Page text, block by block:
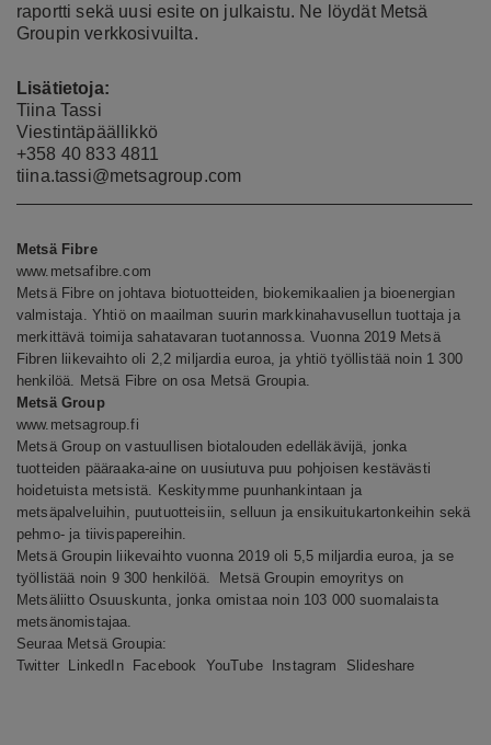
raportti sekä uusi esite on julkaistu. Ne löydät Metsä
Groupin verkkosivuilta.
Lisätietoja:
Tiina Tassi
Viestintäpäällikkö
+358 40 833 4811
tiina.tassi@metsagroup.com
Metsä Fibre
www.metsafibre.com
Metsä Fibre on johtava biotuotteiden, biokemikaalien ja bioenergian
valmistaja. Yhtiö on maailman suurin markkinahavusellun tuottaja ja
merkittävä toimija sahatavaran tuotannossa. Vuonna 2019 Metsä
Fibren liikevaihto oli 2,2 miljardia euroa, ja yhtiö työllistää noin 1 300
henkilöä. Metsä Fibre on osa Metsä Groupia.
Metsä Group
www.metsagroup.fi
Metsä Group on vastuullisen biotalouden edelläkävijä, jonka
tuotteiden pääraaka-aine on uusiutuva puu pohjoisen kestävästi
hoidetuista metsistä. Keskitymme puunhankintaan ja
metsäpalveluihin, puutuotteisiin, selluun ja ensikuitukartonkeihin sekä
pehmo- ja tiivispapereihin.
Metsä Groupin liikevaihto vuonna 2019 oli 5,5 miljardia euroa, ja se
työllistää noin 9 300 henkilöä. Metsä Groupin emoyritys on
Metsäliitto Osuuskunta, jonka omistaa noin 103 000 suomalaista
metsänomistajaa.
Seuraa Metsä Groupia:
Twitter LinkedIn Facebook YouTube Instagram Slideshare